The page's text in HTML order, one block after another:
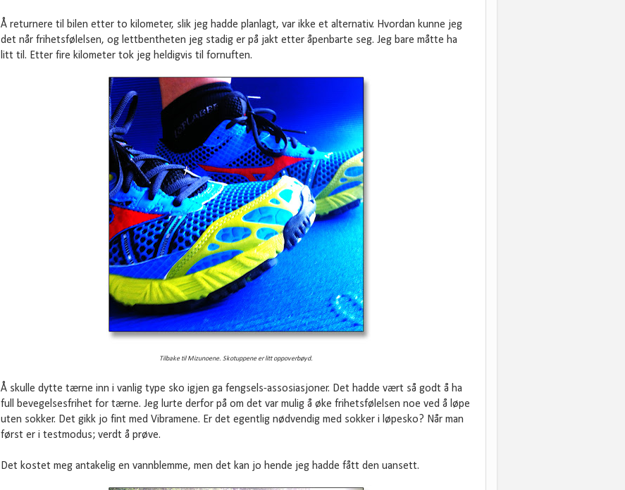
Å returnere til bilen etter to kilometer, slik jeg hadde planlagt, var ikke et alternativ. Hvordan kunne jeg
det når frihetsfølelsen, og lettbentheten jeg stadig er på jakt etter åpenbarte seg. Jeg bare måtte ha
litt til. Etter fire kilometer tok jeg heldigvis til fornuften.
Tilbake til Mizunoene. Skotuppene er litt oppoverbøyd.
Å skulle dytte tærne inn i vanlig type sko igjen ga fengsels-assosiasjoner. Det hadde vært så godt å ha
full bevegelsesfrihet for tærne. Jeg lurte derfor på om det var mulig å øke frihetsfølelsen noe ved å løpe
uten sokker. Det gikk jo fint med Vibramene. Er det egentlig nødvendig med sokker i løpesko? Når man
først er i testmodus; verdt å prøve.
Det kostet meg antakelig en vannblemme, men det kan jo hende jeg hadde fått den uansett.